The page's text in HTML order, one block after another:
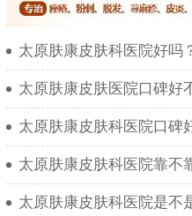
太原肤康皮肤科医院好吗
太原肤康皮肤医院口碑好
太原肤康皮肤科医院口碑
太原肤康皮肤科医院靠不
太原肤康皮肤科医院是不